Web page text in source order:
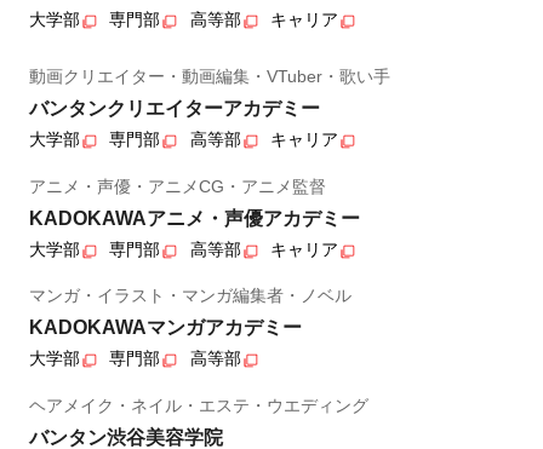
大学部 専門部 高等部 キャリア
動画クリエイター・動画編集・VTuber・歌い手
バンタンクリエイターアカデミー
大学部 専門部 高等部 キャリア
アニメ・声優・アニメCG・アニメ監督
KADOKAWAアニメ・声優アカデミー
大学部 専門部 高等部 キャリア
マンガ・イラスト・マンガ編集者・ノベル
KADOKAWAマンガアカデミー
大学部 専門部 高等部
ヘアメイク・ネイル・エステ・ウエディング
バンタン渋谷美容学院